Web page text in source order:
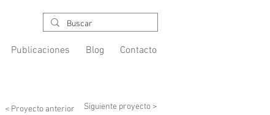
Publicaciones Blog Contacto
< Proyecto anterior
Siguiente proyecto >